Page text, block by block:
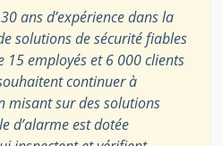
ans d’expérience dans la
solutions de sécurité fiables
15 employés et 6 000 clients
continuer à
misant sur des solutions
d’alarme est dotée